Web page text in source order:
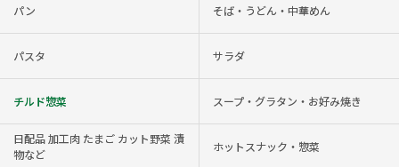
パン そば・うどん・中華めん
パスタ サラダ
チルド惣菜 スープ・グラタン・お好み焼き
日配品 加工肉 たまご カット野菜 漬
物など
ホットスナック・惣菜